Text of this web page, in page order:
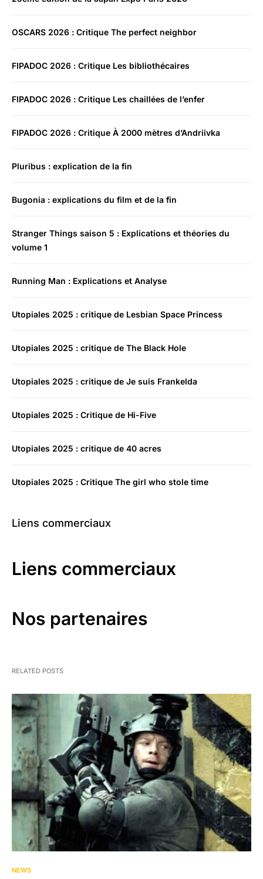
OSCARS 2026 : Critique The perfect neighbor
FIPADOC 2026 : Critique Les bibliothécaires
FIPADOC 2026 : Critique Les chaillées de l’enfer
FIPADOC 2026 : Critique À 2000 mètres d’Andriivka
Pluribus : explication de la fin
Bugonia : explications du film et de la fin
Stranger Things saison 5 : Explications et théories du
volume 1
Running Man : Explications et Analyse
Utopiales 2025 : critique de Lesbian Space Princess
Utopiales 2025 : critique de The Black Hole
Utopiales 2025 : critique de Je suis Frankelda
Utopiales 2025 : Critique de Hi-Five
Utopiales 2025 : critique de 40 acres
Utopiales 2025 : Critique The girl who stole time
Liens commerciaux
Liens commerciaux
Nos partenaires
RELATED POSTS
NEWS